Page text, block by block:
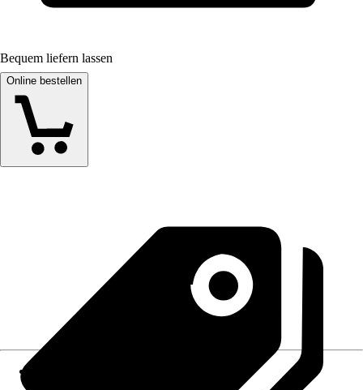
Bequem liefern lassen
Online bestellen